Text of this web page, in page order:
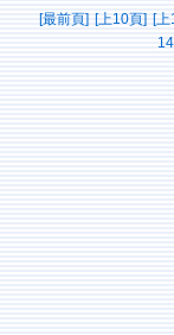
[最前頁] [上10頁] [上
14